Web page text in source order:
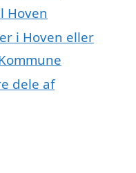
Hoven
i Hoven eller
dele af